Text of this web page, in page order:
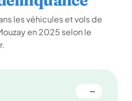
les véhicules et vols de
en 2025 selon le
—